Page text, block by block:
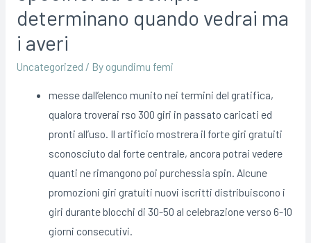
determinano quando vedrai ma
i averi
Uncategorized / By ogundimu femi
messe dall’elenco munito nei termini del gratifica,
qualora troverai rso 300 giri in passato caricati ed
pronti all’uso. Il artificio mostrera il forte giri gratuiti
sconosciuto dal forte centrale, ancora potrai vedere
quanti ne rimangono poi purchessia spin. Alcune
promozioni giri gratuiti nuovi iscritti distribuiscono i
giri durante blocchi di 30-50 al celebrazione verso 6-10
giorni consecutivi.